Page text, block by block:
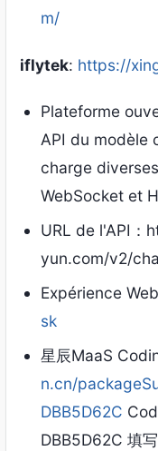
m/
iflytek: https://
Plateforme
API du modèle
charge
WebSocket et
URL de l'API
yun.com/v2/
Expérience Web
sk
星辰MaaS
n.cn/
DBB5D62C
DBB5D62C 填